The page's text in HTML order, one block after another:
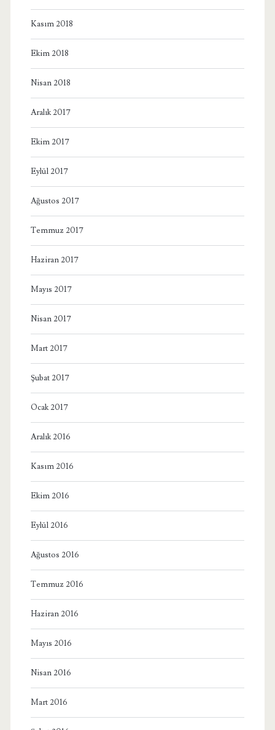
Kasım 2018
Ekim 2018
Nisan 2018
Aralık 2017
Ekim 2017
Eylül 2017
Ağustos 2017
Temmuz 2017
Haziran 2017
Mayıs 2017
Nisan 2017
Mart 2017
Şubat 2017
Ocak 2017
Aralık 2016
Kasım 2016
Ekim 2016
Eylül 2016
Ağustos 2016
Temmuz 2016
Haziran 2016
Mayıs 2016
Nisan 2016
Mart 2016